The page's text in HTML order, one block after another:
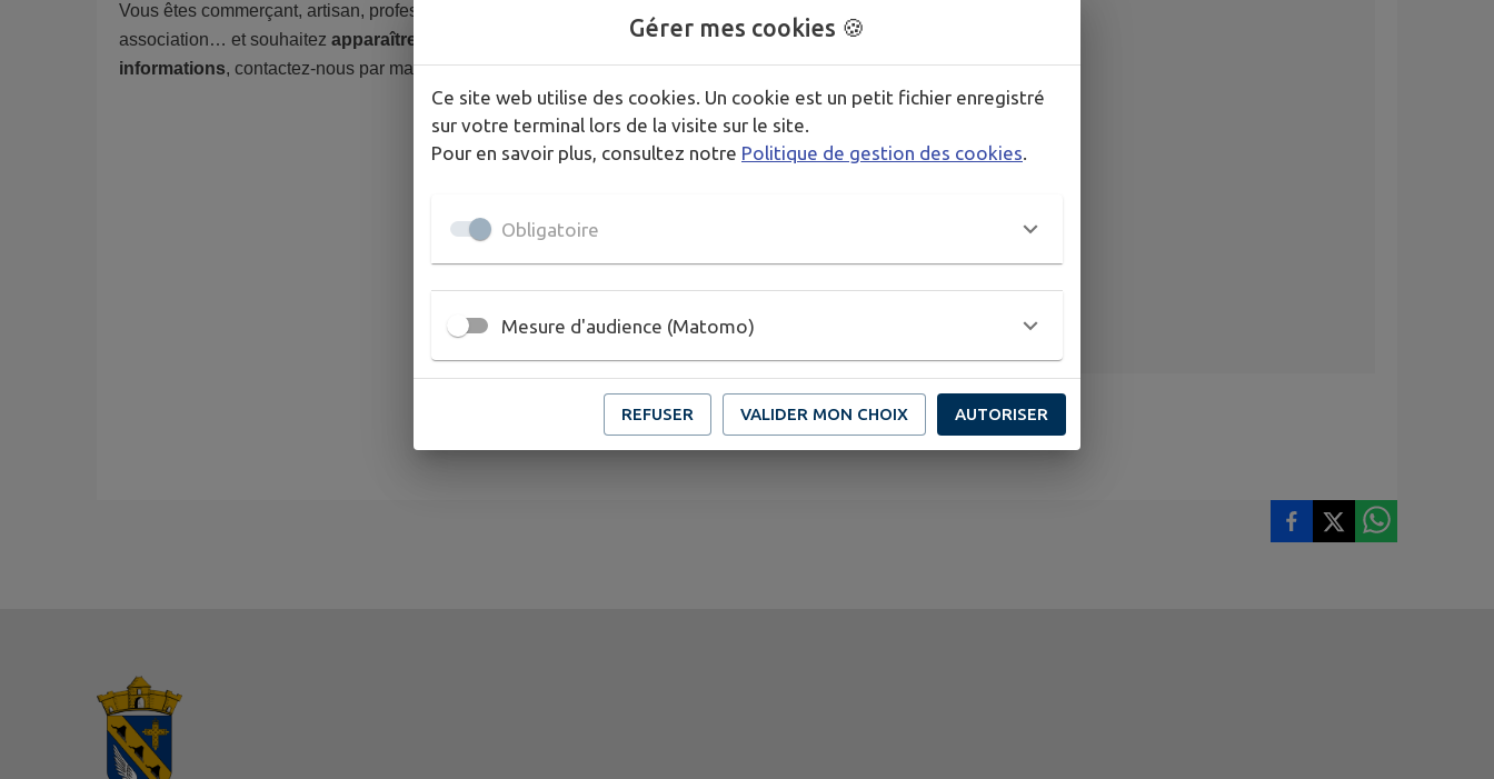
Vous êtes commerçant, artisan, professionnel, responsable d’une
association… et souhaitez apparaître sur l’application
modifier vos
informations, contactez-nous par mail àcommunication@toussus.fr.
Gérer mes cookies 🍪
Ce site web utilise des cookies. Un cookie est un petit fichier enregistré
sur votre terminal lors de la visite sur le site.
Pour en savoir plus, consultez notre Politique de gestion des cookies.
Obligatoire
Mesure d'audience (Matomo)
REFUSER VALIDER MON CHOIX AUTORISER